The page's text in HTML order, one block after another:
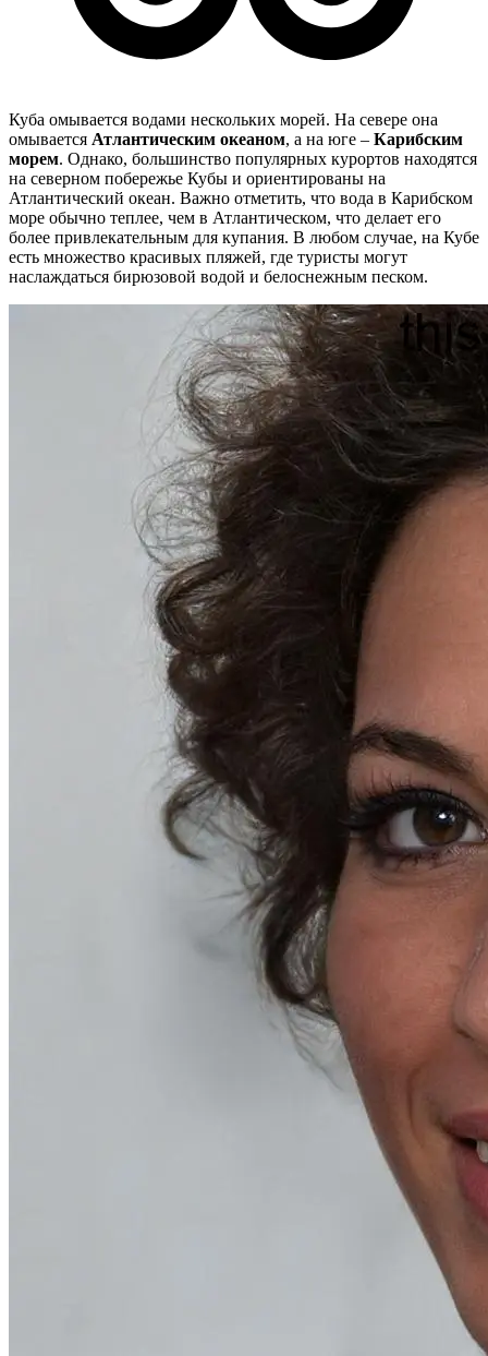
Куба омывается водами нескольких морей. На севере она
омывается Атлантическим океаном, а на юге – Карибским
морем. Однако, большинство популярных курортов находятся
на северном побережье Кубы и ориентированы на
Атлантический океан. Важно отметить, что вода в Карибском
море обычно теплее, чем в Атлантическом, что делает его
более привлекательным для купания. В любом случае, на Кубе
есть множество красивых пляжей, где туристы могут
наслаждаться бирюзовой водой и белоснежным песком.